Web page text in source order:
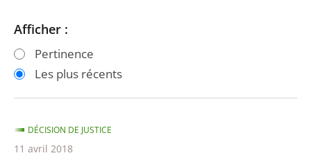
Passer
les
filtres
après
Passer
les
filtres
avant
Afficher :
Pertinence
Les plus récents
DÉCISION DE JUSTICE
11 avril 2018